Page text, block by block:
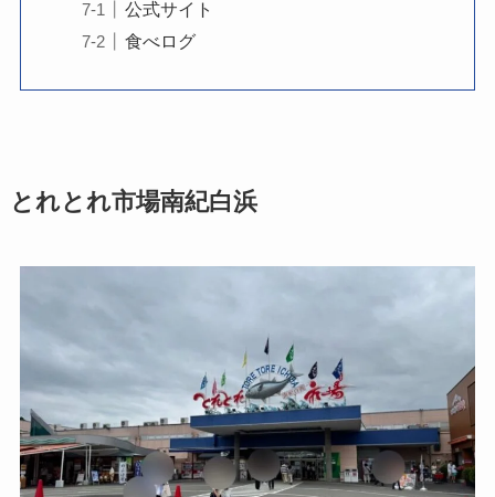
公式サイト
食べログ
とれとれ市場南紀白浜